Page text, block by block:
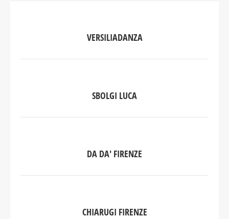
VERSILIADANZA
SBOLGI LUCA
DA DA' FIRENZE
CHIARUGI FIRENZE